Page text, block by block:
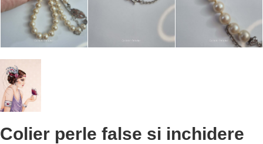
Colier perle false si inchidere